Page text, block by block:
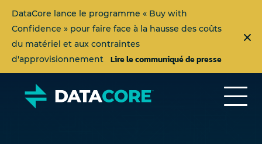
DataCore lance le programme « Buy with
Confidence » pour faire face à la hausse des coûts
du matériel et aux contraintes
d'approvisionnement
Lire le communiqué de presse